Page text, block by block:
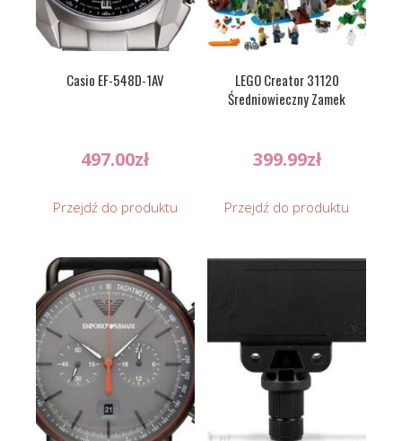
Casio EF-548D-1AV
497.00zł
Przejdź do produktu
LEGO Creator 31120
Średniowieczny Zamek
399.99zł
Przejdź do produktu